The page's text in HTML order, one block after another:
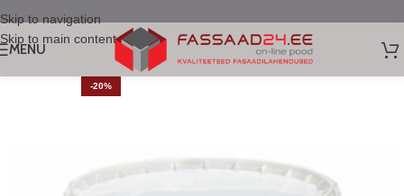
Skip to navigation
Skip to main content
MENU
-20%